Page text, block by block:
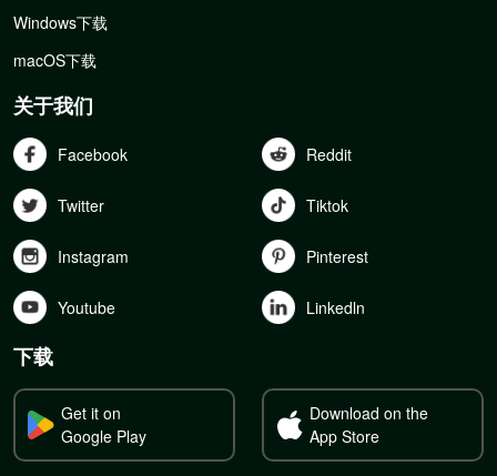
Windows下载
macOS下载
关于我们
Facebook Reddit
Twitter Tiktok
Instagram Pinterest
Youtube Linkedln
下载
Get it on
Google Play
Download on the
App Store